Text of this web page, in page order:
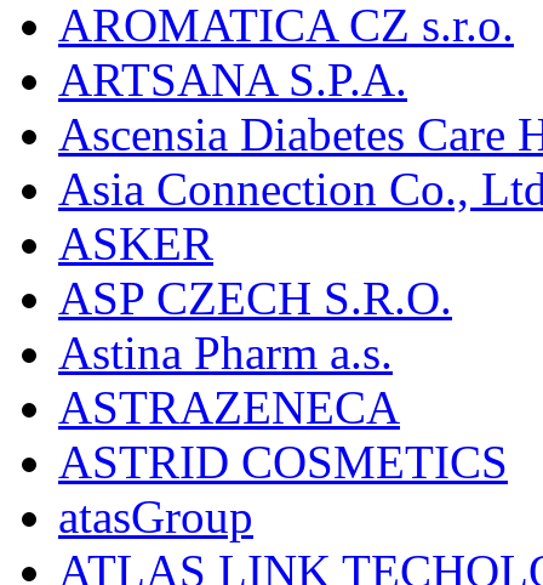
AROMATICA CZ s.r.o.
ARTSANA S.P.A.
Ascensia Diabetes Care
Asia Connection Co.,
ASKER
ASP CZECH S.R.O.
Astina Pharm a.s.
ASTRAZENECA
ASTRID COSMETICS
atasGroup
ATLAS LINK